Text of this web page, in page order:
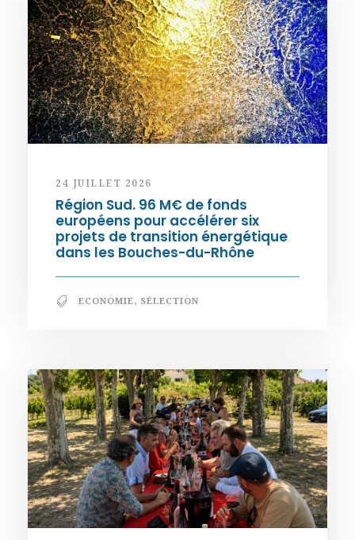
24 JUILLET 2026
Région Sud. 96 M€ de fonds
européens pour accélérer six
projets de transition énergétique
dans les Bouches-du-Rhône
ECONOMIE, SÉLECTION